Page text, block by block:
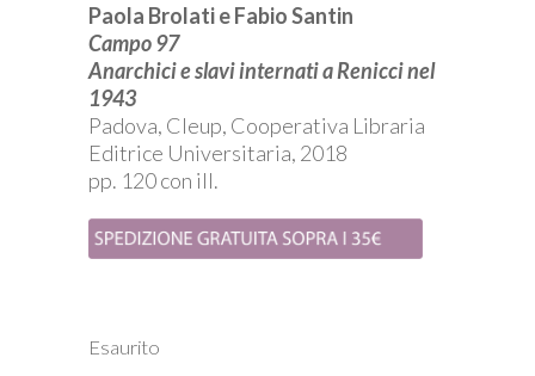
Paola Brolati e Fabio Santin
Campo 97
Anarchici e slavi internati a Renicci nel
1943
Padova, Cleup, Cooperativa Libraria
Editrice Universitaria, 2018
pp. 120 con ill.
Esaurito